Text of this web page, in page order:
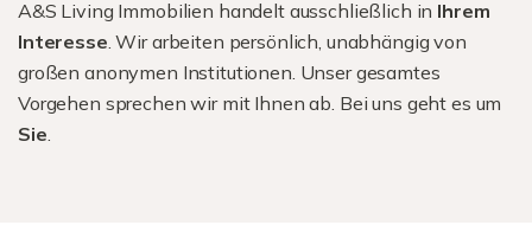
A&S Living Immobilien handelt ausschließlich in Ihrem
Interesse. Wir arbeiten persönlich, unabhängig von
großen anonymen Institutionen. Unser gesamtes
Vorgehen sprechen wir mit Ihnen ab. Bei uns geht es um
Sie.